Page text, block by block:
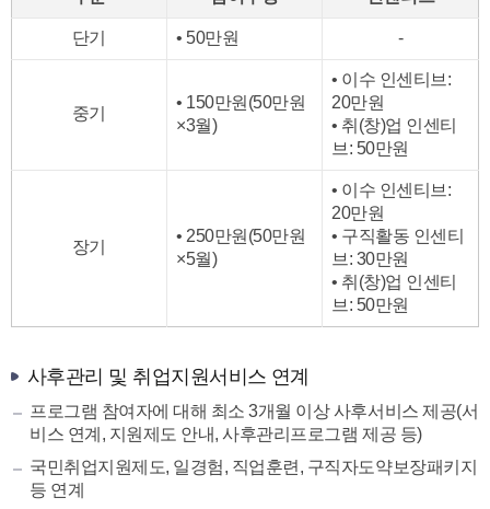
단기 • 50만원 -
중기
• 150만원(50만원
×3월)
• 이수 인센티브:
20만원
• 취(창)업 인센티
브: 50만원
장기
• 250만원(50만원
×5월)
• 이수 인센티브:
20만원
• 구직활동 인센티
브: 30만원
• 취(창)업 인센티
브: 50만원
사후관리 및 취업지원서비스 연계
프로그램 참여자에 대해 최소 3개월 이상 사후서비스 제공(서
비스 연계, 지원제도 안내, 사후관리프로그램 제공 등)
국민취업지원제도, 일경험, 직업훈련, 구직자도약보장패키지
등 연계